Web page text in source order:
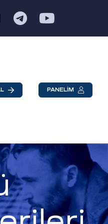
PANELİM